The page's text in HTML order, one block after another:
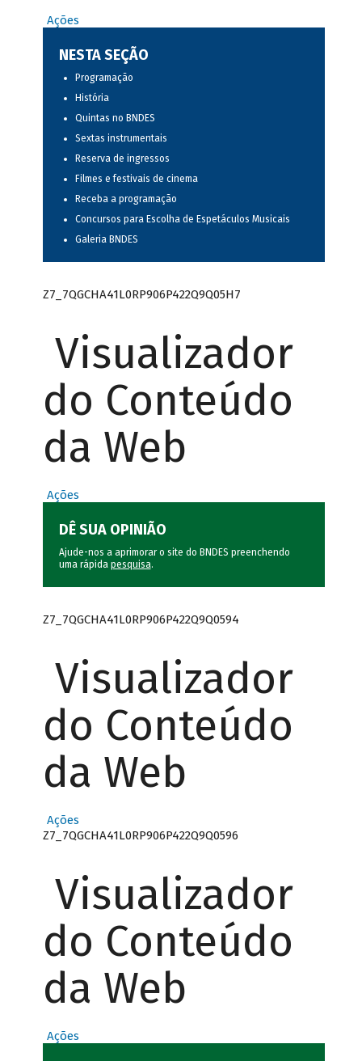
Ações
NESTA SEÇÃO
Programação
História
Quintas no BNDES
Sextas instrumentais
Reserva de ingressos
Filmes e festivais de cinema
Receba a programação
Concursos para Escolha de Espetáculos Musicais
Galeria BNDES
Z7_7QGCHA41L0RP906P422Q9Q05H7
Visualizador
do Conteúdo
da Web
Ações
DÊ SUA OPINIÃO
Ajude-nos a aprimorar o site do BNDES preenchendo
uma rápida pesquisa.
Z7_7QGCHA41L0RP906P422Q9Q0594
Visualizador
do Conteúdo
da Web
Ações
Z7_7QGCHA41L0RP906P422Q9Q0596
Visualizador
do Conteúdo
da Web
Ações